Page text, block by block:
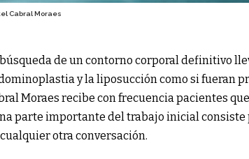
Cabral Moraes
de un contorno corporal definitivo
y la liposucción como si fueran
Moraes recibe con frecuencia pacientes
parte importante del trabajo inicial
otra conversación.